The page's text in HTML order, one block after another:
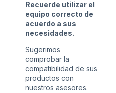
Recuerde utilizar el
equipo correcto de
acuerdo a sus
necesidades.
Sugerimos
comprobar la
compatibilidad de sus
productos con
nuestros asesores.